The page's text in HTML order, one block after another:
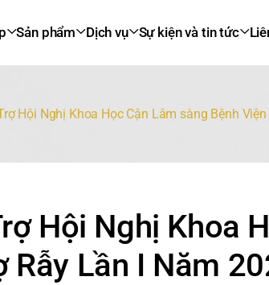
Sản phẩm Dịch vụ Sự kiện và tin tức
Hội Nghị Khoa Học Cận Lâm sàng Bệnh
Hội Nghị Khoa
Rẫy Lần I Năm